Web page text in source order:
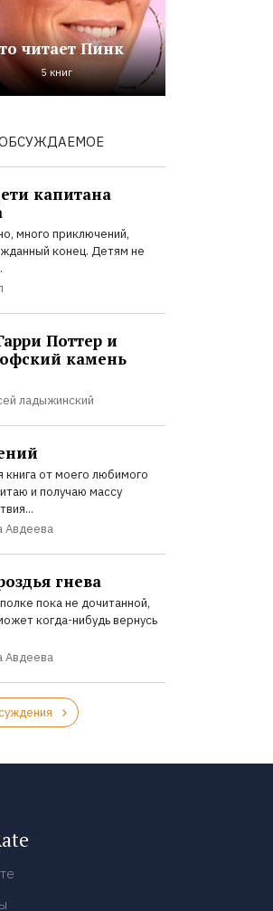
читает Пинк
5 книг
капитана
много приключений,
конец. Детям не
Поттер и
камень
ладыжинский
книга от моего любимого
и получаю массу
Авдеева
гнева
пока не дочитанной,
когда-нибудь вернусь
Авдеева